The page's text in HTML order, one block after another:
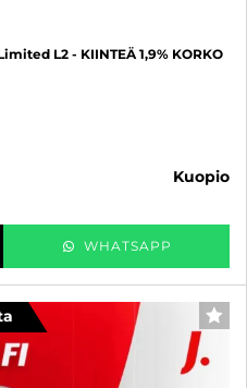
L2 - KIINTEÄ 1,9% KORKO
kuopio
WHATSAPP